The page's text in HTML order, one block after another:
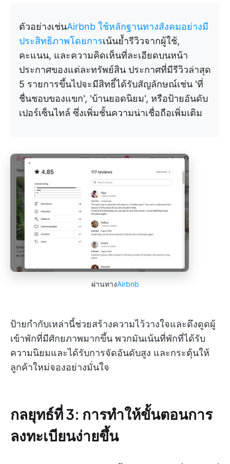
ตัวอย่างเช่นAirbnb ใช้หลักฐานทางสังคมอย่างมี
ประสิทธิภาพโดยการเน้นย้ำรีวิวจากผู้ใช้,
คะแนน, และความคิดเห็นที่ละเอียดบนหน้า
ประกาศของแต่ละทรัพย์สิน ประกาศที่มีรีวิวล่าสุด
5 รายการขึ้นไปจะมีสิทธิ์ได้รับสัญลักษณ์เช่น 'ที่
ชื่นชอบของแขก', 'บ้านยอดนิยม', หรือป้ายอันดับ
เปอร์เซ็นไทล์ ซึ่งเพิ่มชั้นความน่าเชื่อถือเพิ่มเติม
ผ่านทางAirbnb
ป้ายกำกับเหล่านี้ช่วยสร้างความไว้วางใจและดึงดูดผู้
เข้าพักที่มีศักยภาพมากขึ้น พวกมันเน้นที่พักที่ได้รับ
ความนิยมและได้รับการจัดอันดับสูง และกระตุ้นให้
ลูกค้าใหม่จองอย่างมั่นใจ
กลยุทธ์ที่ 3: การทำให้ขั้นตอนการ
ลงทะเบียนง่ายขึ้น